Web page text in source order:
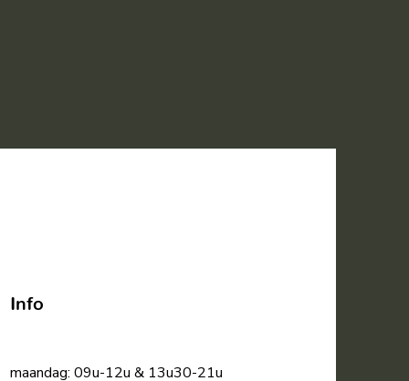
Info
maandag: 09u-12u & 13u30-21u